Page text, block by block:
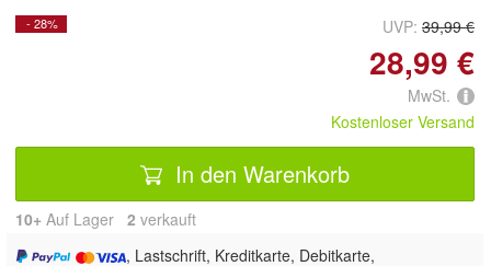
- 28% UVP: 39,99 €
28,99 €
MwSt.
Kostenloser Versand
In den Warenkorb
10+ Auf Lager 2 verkauft
, Lastschrift, Kreditkarte, Debitkarte,